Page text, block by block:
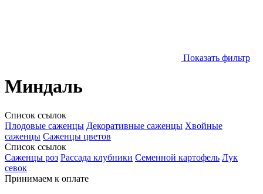
Показать фильтр
Миндаль
Список ссылок
Плодовые саженцы Декоративные саженцы Хвойные
саженцы Саженцы цветов
Список ссылок
Саженцы роз Рассада клубники Семенной картофель Лук
севок
Принимаем к оплате